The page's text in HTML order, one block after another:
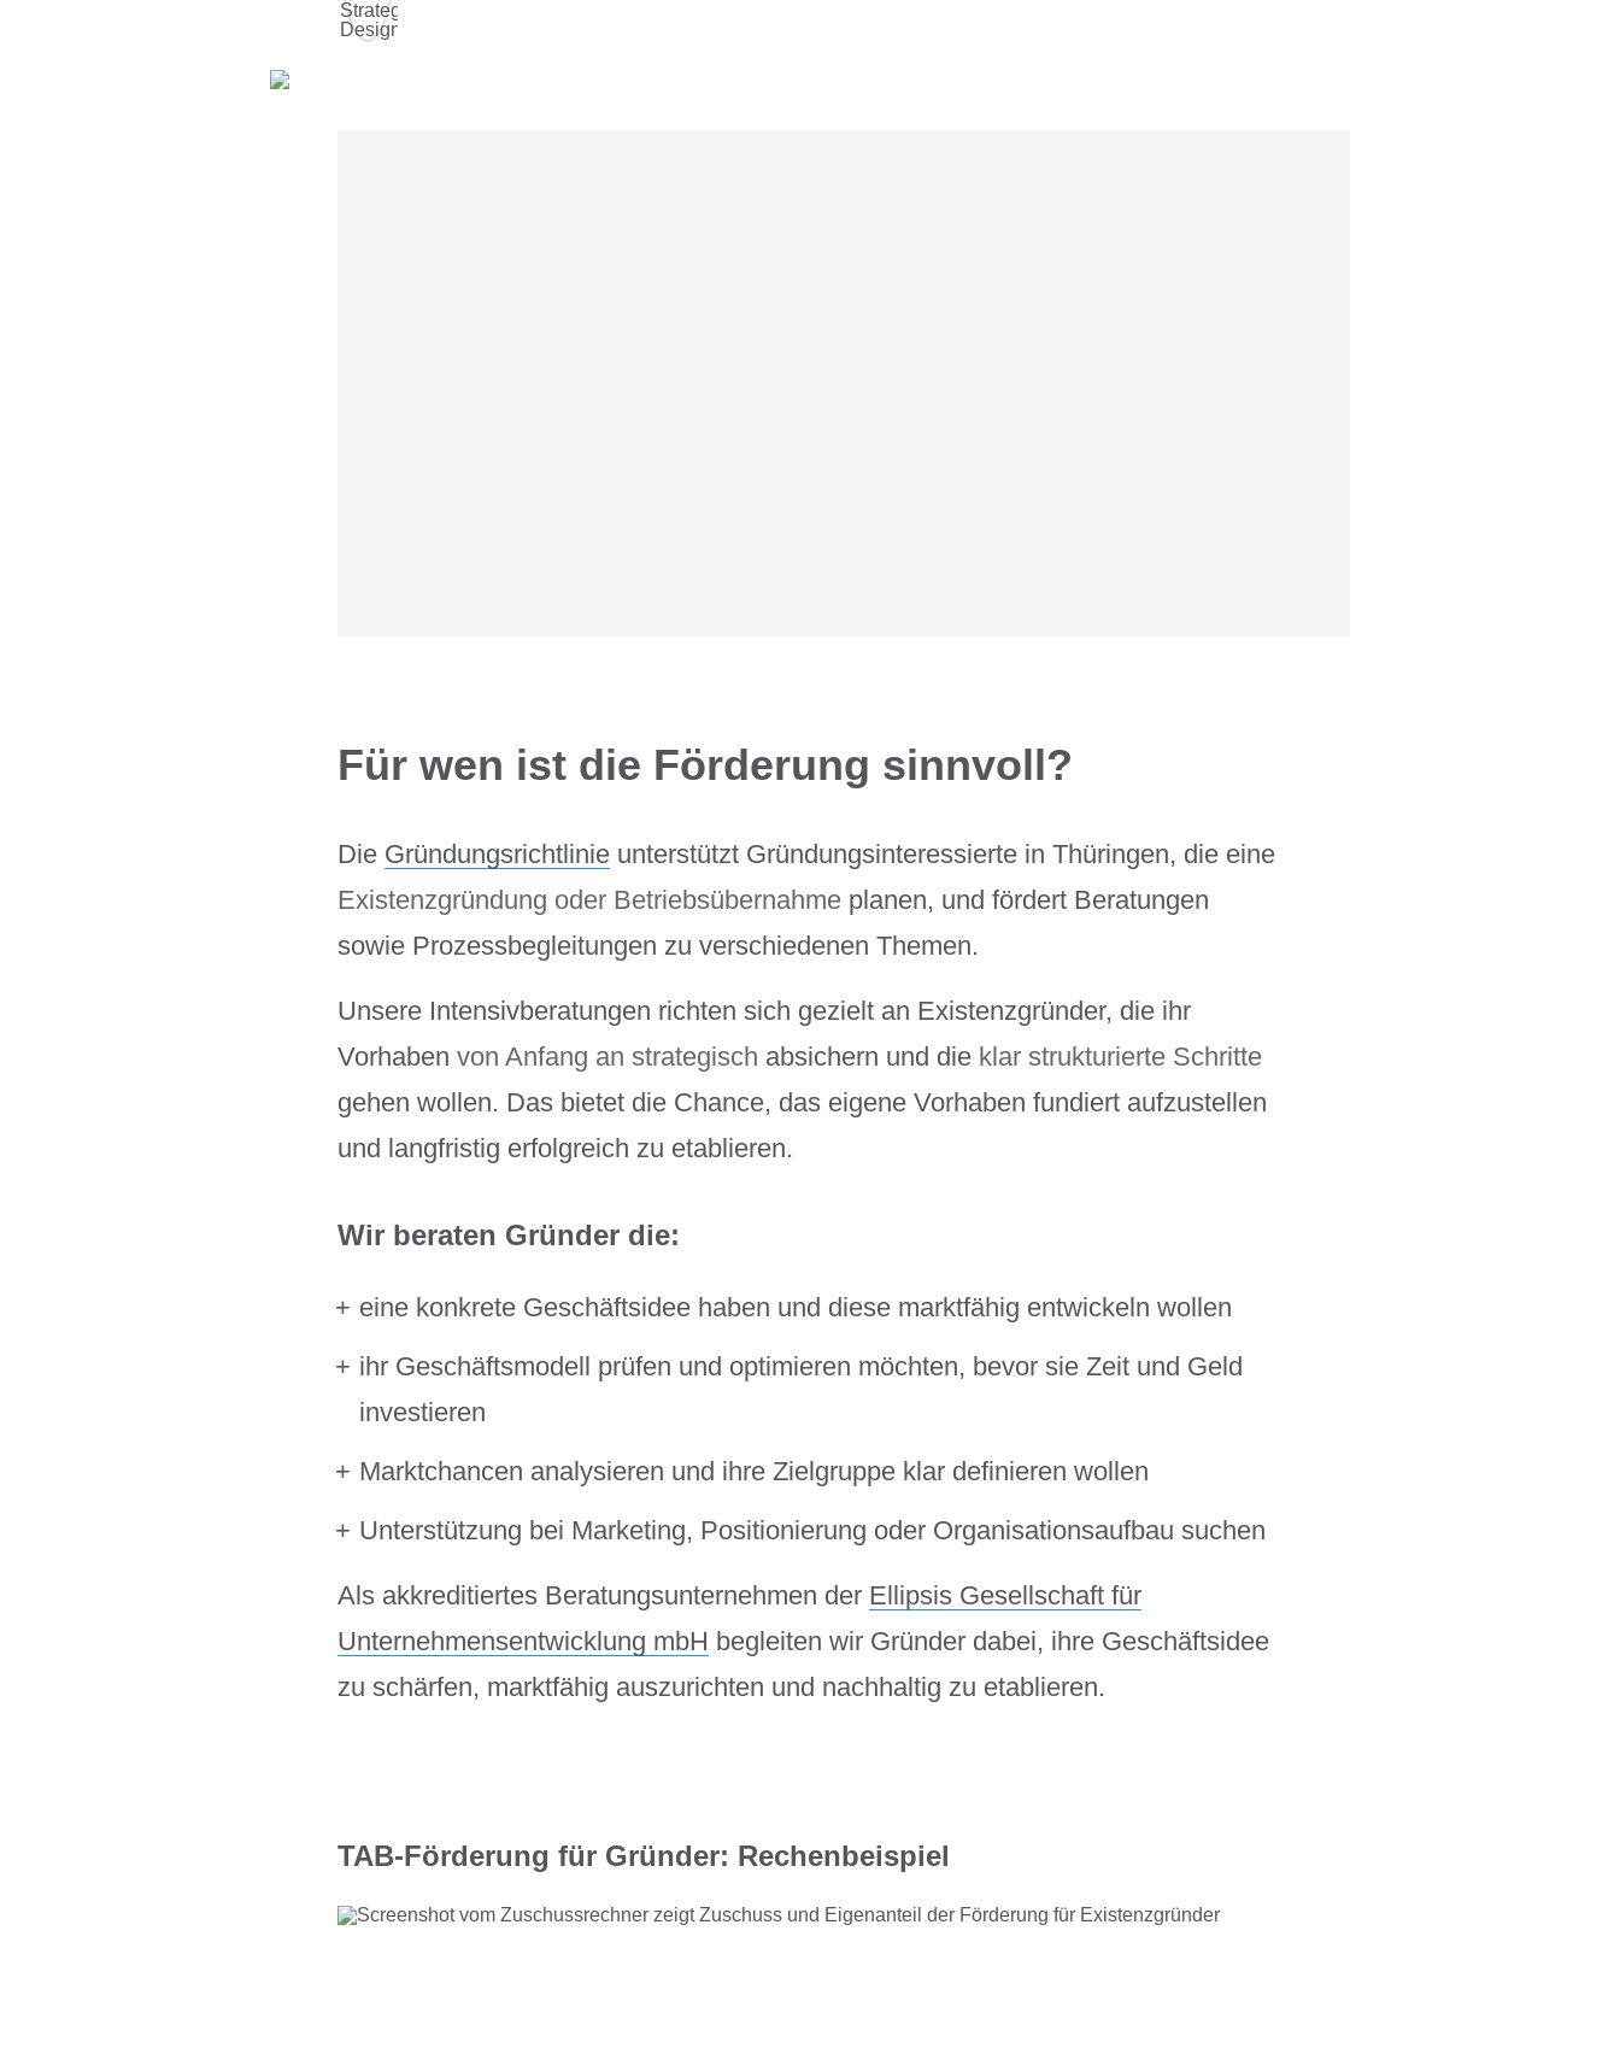
Für wen ist die Förderung sinnvoll?
Die Gründungsrichtlinie unterstützt Gründungsinteressierte in Thüringen, die eine
Existenzgründung oder Betriebsübernahme planen, und fördert Beratungen
sowie Prozessbegleitungen zu verschiedenen Themen.
Unsere Intensivberatungen richten sich gezielt an Existenzgründer, die ihr
Vorhaben von Anfang an strategisch absichern und die klar strukturierte Schritte
gehen wollen. Das bietet die Chance, das eigene Vorhaben fundiert aufzustellen
und langfristig erfolgreich zu etablieren.
Wir beraten Gründer die:
eine konkrete Geschäftsidee haben und diese marktfähig entwickeln wollen
ihr Geschäftsmodell prüfen und optimieren möchten, bevor sie Zeit und Geld
investieren
Marktchancen analysieren und ihre Zielgruppe klar definieren wollen
Unterstützung bei Marketing, Positionierung oder Organisationsaufbau suchen
Als akkreditiertes Beratungsunternehmen der Ellipsis Gesellschaft für
Unternehmensentwicklung mbH begleiten wir Gründer dabei, ihre Geschäftsidee
zu schärfen, marktfähig auszurichten und nachhaltig zu etablieren.
TAB-Förderung für Gründer: Rechenbeispiel